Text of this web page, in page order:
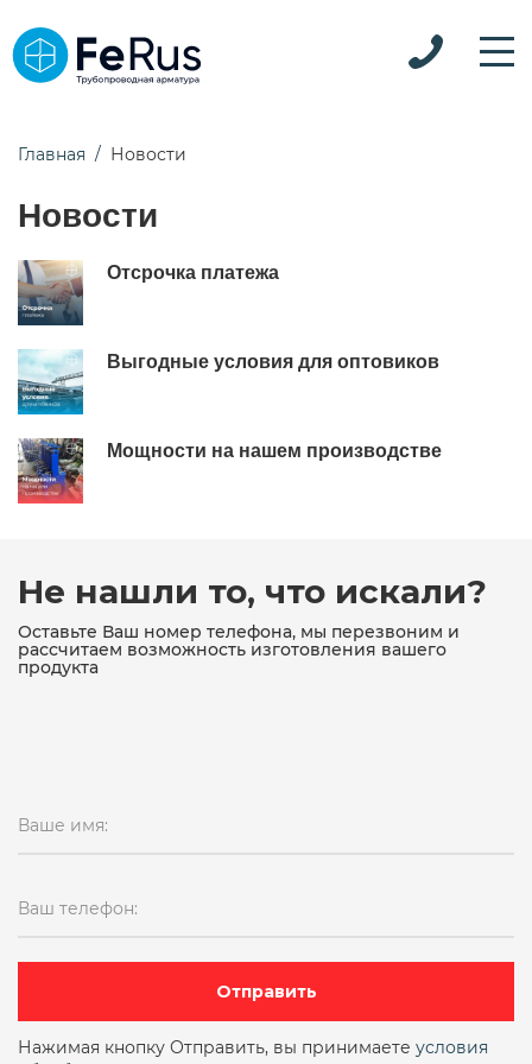
Главная Новости
Новости
Отсрочка платежа
Выгодные условия для оптовиков
Мощности на нашем производстве
Не нашли то, что искали?
Оставьте Ваш номер телефона, мы перезвоним и
рассчитаем возможность изготовления вашего
продукта
Ваше имя:
Ваш телефон:
Отправить
Нажимая кнопку Отправить, вы принимаете условия